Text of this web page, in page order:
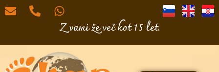
Z vami že več kot 15 let.